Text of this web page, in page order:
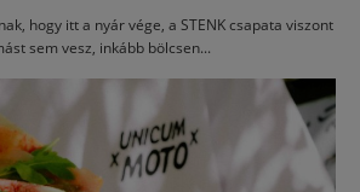
hogy itt a nyár vége, a STENK csapata viszont
sem vesz, inkább bölcsen...